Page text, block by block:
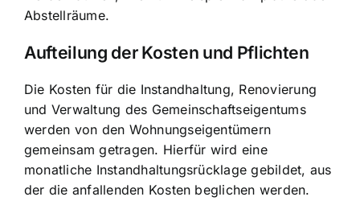
Abstellräume.
Aufteilung der Kosten und Pflichten
Die Kosten für die Instandhaltung, Renovierung
und Verwaltung des Gemeinschaftseigentums
werden von den Wohnungseigentümern
gemeinsam getragen. Hierfür wird eine
monatliche Instandhaltungsrücklage gebildet, aus
der die anfallenden Kosten beglichen werden.